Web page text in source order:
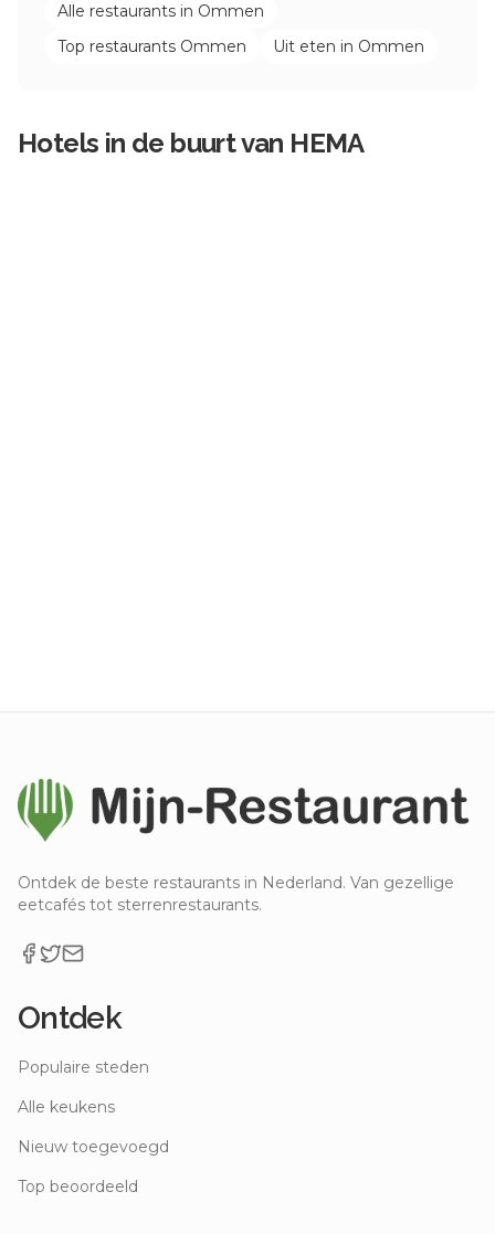
Alle restaurants in Ommen
Top restaurants Ommen Uit eten in Ommen
Hotels in de buurt van HEMA
Ontdek de beste restaurants in Nederland. Van gezellige
eetcafés tot sterrenrestaurants.
Ontdek
Populaire steden
Alle keukens
Nieuw toegevoegd
Top beoordeeld